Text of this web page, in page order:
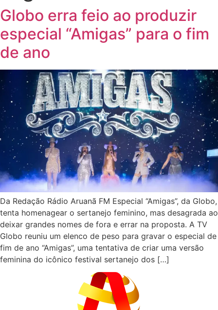
Globo erra feio ao produzir
especial “Amigas” para o fim
de ano
Da Redação Rádio Aruanã FM Especial “Amigas”, da Globo,
tenta homenagear o sertanejo feminino, mas desagrada ao
deixar grandes nomes de fora e errar na proposta. A TV
Globo reuniu um elenco de peso para gravar o especial de
fim de ano “Amigas”, uma tentativa de criar uma versão
feminina do icônico festival sertanejo dos […]